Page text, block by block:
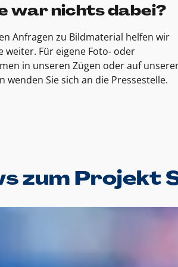
war nichts dabei?
Anfragen zu Bildmaterial helfen wir
weiter. Für eigene Foto- oder
in unseren Zügen oder auf
wenden Sie sich an die Pressestelle.
zum Projekt